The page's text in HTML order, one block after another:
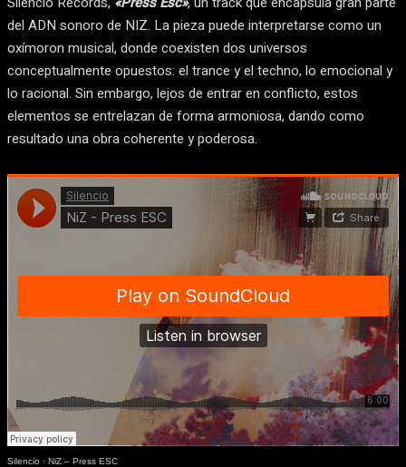
del ADN sonoro de NIZ. La pieza puede interpretarse como un
oxímoron musical, donde coexisten dos universos
conceptualmente opuestos: el trance y el techno, lo emocional y
lo racional. Sin embargo, lejos de entrar en conflicto, estos
elementos se entrelazan de forma armoniosa, dando como
resultado una obra coherente y poderosa.
Silencio · NiZ – Press ESC